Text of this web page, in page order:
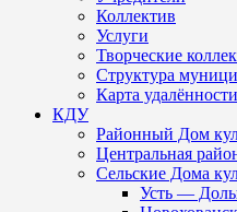
Коллектив
Услуги
Творческие
Структура
Карта
КДУ
Районный Дом
Центральная
Сельские Дома
Усть —